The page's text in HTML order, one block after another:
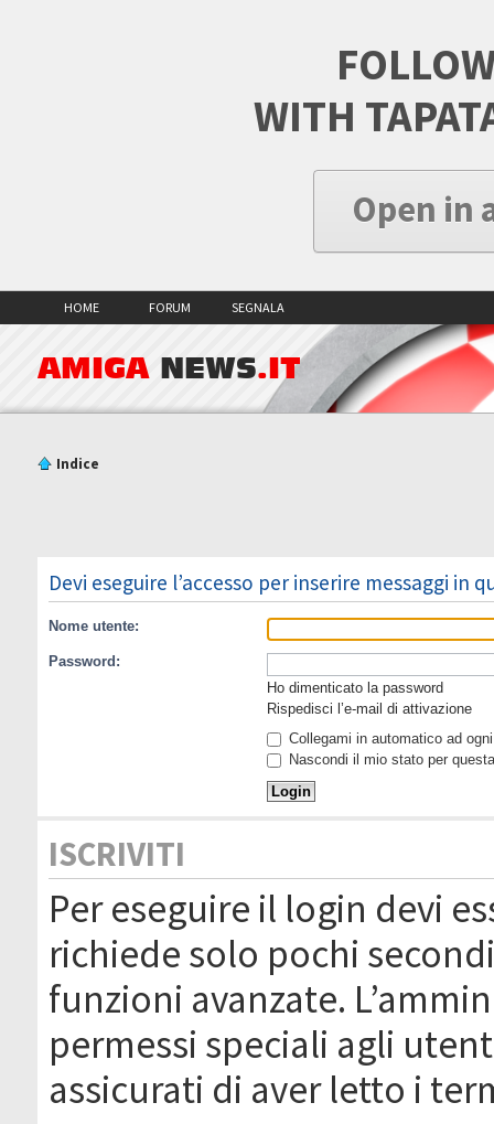
WITH
Open in
HOME FORUM SEGNALA
AMIGA NEWS.IT
Indice
Devi eseguire l’accesso per inserire messaggi in
Nome utente:
Password:
Ho dimenticato la password
Rispedisci l’e-mail di attivazione
Collegami in automatico ad
Nascondi il mio stato per
ISCRIVITI
Per eseguire il login devi
richiede solo pochi
funzioni avanzate.
permessi speciali agli
assicurati di aver letto i